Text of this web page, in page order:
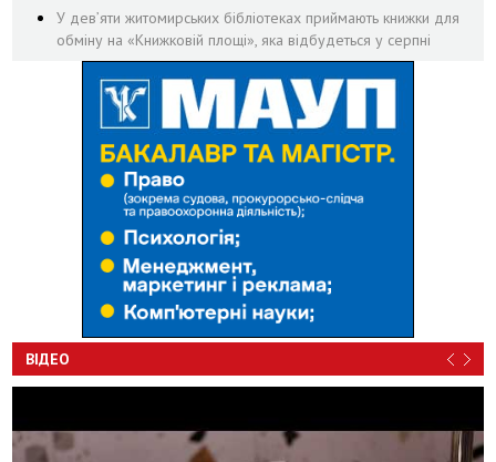
У дев’яти житомирських бібліотеках приймають книжки для
обміну на «Книжковій площі», яка відбудеться у серпні
ВІДЕО